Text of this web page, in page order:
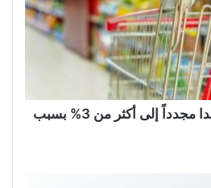
ارتفاع التضخم في هولندا مجدداً إلى أكثر من 3% بسبب